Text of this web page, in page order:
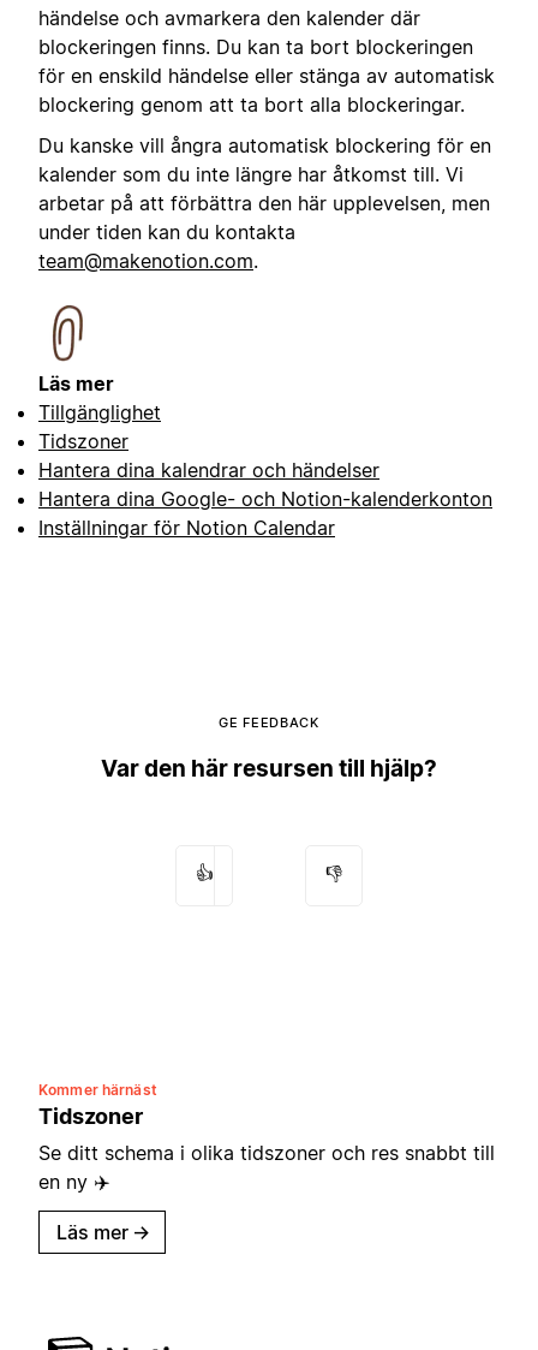
händelse och avmarkera den kalender där
blockeringen finns. Du kan ta bort blockeringen
för en enskild händelse eller stänga av automatisk
blockering genom att ta bort alla blockeringar.
Du kanske vill ångra automatisk blockering för en
kalender som du inte längre har åtkomst till. Vi
arbetar på att förbättra den här upplevelsen, men
under tiden kan du kontakta
team@makenotion.com.
Läs mer
Tillgänglighet
Tidszoner
Hantera dina kalendrar och händelser
Hantera dina Google- och Notion-kalenderkonton
Inställningar för Notion Calendar
GE FEEDBACK
Var den här resursen till hjälp?
👍 👎
Kommer härnäst
Tidszoner
Se ditt schema i olika tidszoner och res snabbt till
en ny ✈️
Läs mer →